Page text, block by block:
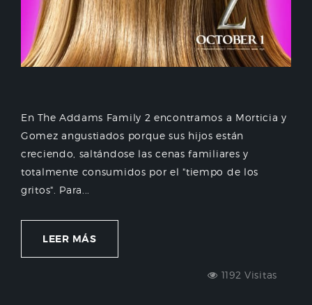
En The Addams Family 2 encontramos a Morticia y
Gomez angustiados porque sus hijos están
creciendo, saltándose las cenas familiares y
totalmente consumidos por el "tiempo de los
gritos". Para...
LEER MÁS
1192 Visitas